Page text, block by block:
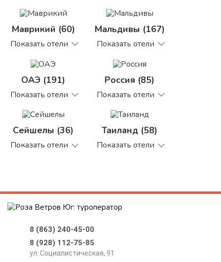
Маврикий (60)
Показать отели
Мальдивы (167)
Показать отели
ОАЭ (191)
Показать отели
Россия (85)
Показать отели
Сейшелы (36)
Показать отели
Таиланд (58)
Показать отели
8 (863) 240-45-00
8 (928) 112-75-85
ул. Социалистическая, 91